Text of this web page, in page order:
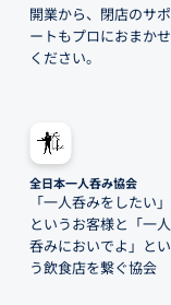
開業から、閉店のサポ
ートもプロにおまかせ
ください。
全日本一人呑み協会
「一人呑みをしたい」
というお客様と「一人
呑みにおいでよ」とい
う飲食店を繋ぐ協会